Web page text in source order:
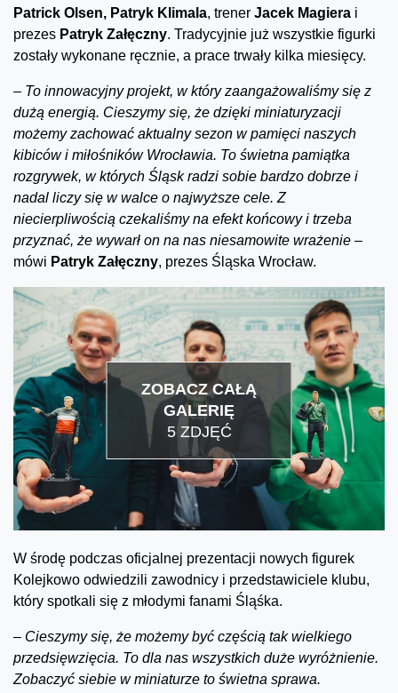
Patrick Olsen, Patryk Klimala, trener Jacek Magiera i
prezes Patryk Załęczny. Tradycyjnie już wszystkie figurki
zostały wykonane ręcznie, a prace trwały kilka miesięcy.
– To innowacyjny projekt, w który zaangażowaliśmy się z
dużą energią. Cieszymy się, że dzięki miniaturyzacji
możemy zachować aktualny sezon w pamięci naszych
kibiców i miłośników Wrocławia. To świetna pamiątka
rozgrywek, w których Śląsk radzi sobie bardzo dobrze i
nadal liczy się w walce o najwyższe cele. Z
niecierpliwością czekaliśmy na efekt końcowy i trzeba
przyznać, że wywarł on na nas niesamowite wrażenie –
mówi Patryk Załęczny, prezes Śląska Wrocław.
ZOBACZ CAŁĄ
GALERIĘ
5 ZDJĘĆ
W środę podczas oficjalnej prezentacji nowych figurek
Kolejkowo odwiedzili zawodnicy i przedstawiciele klubu,
który spotkali się z młodymi fanami Śląśka.
– Cieszymy się, że możemy być częścią tak wielkiego
przedsięwzięcia. To dla nas wszystkich duże wyróżnienie.
Zobaczyć siebie w miniaturze to świetna sprawa.